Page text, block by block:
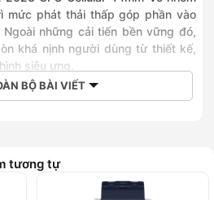
mức phát thải thấp góp phần vào
những cải tiến bền vững đó,
khá nịnh người dùng từ thiết kế,
siêu ưng.
bền bỉ
nhiều siêu phẩm khác của Apple
làm hài lòng người dùng với nhiều
dẫn thì thiết kế vỏ nhôm bảo vệ
BỘ BÀI VIẾT
tương tự